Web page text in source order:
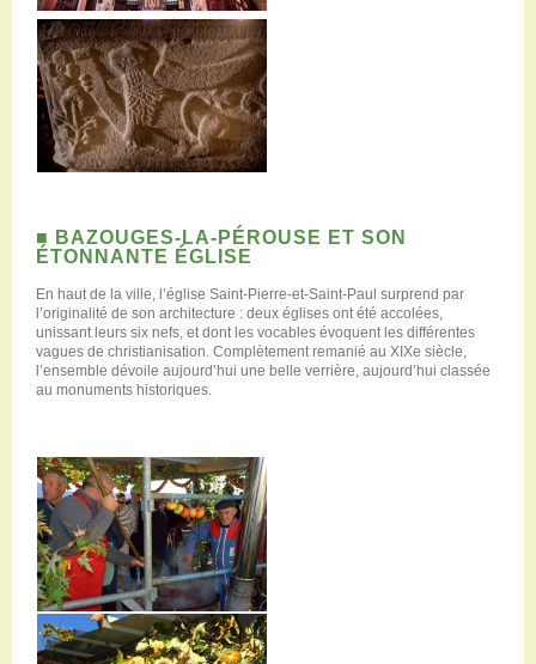
■ BAZOUGES-LA-PÉROUSE ET SON
ÉTONNANTE ÉGLISE
En haut de la ville, l’église Saint-Pierre-et-Saint-Paul surprend par
l’originalité de son architecture : deux églises ont été accolées,
unissant leurs six nefs, et dont les vocables évoquent les différentes
vagues de christianisation. Complètement remanié au XIXe siècle,
l’ensemble dévoile aujourd’hui une belle verrière, aujourd’hui classée
au monuments historiques.